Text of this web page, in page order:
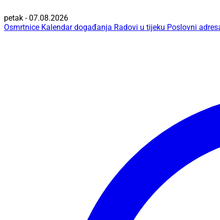
petak - 07.08.2026
Osmrtnice Kalendar događanja Radovi u tijeku Poslovni